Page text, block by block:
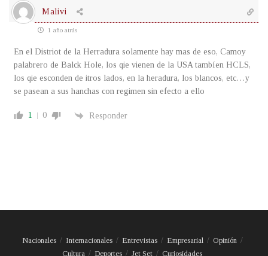
Malivi
1 año atrás
En el Distriot de la Herradura solamente hay mas de eso, Camoy
palabrero de Balck Hole, los qie vienen de la USA tambíen HCLS,
los qie esconden de itros lados, en la heradura, los blancos, etc…y
se pasean a sus hanchas con regimen sin efecto a ello
1 0 Responder
Nacionales Internacionales Entrevistas Empresarial
Opinión
Cultura
Deportes Jet Set Curiosidades